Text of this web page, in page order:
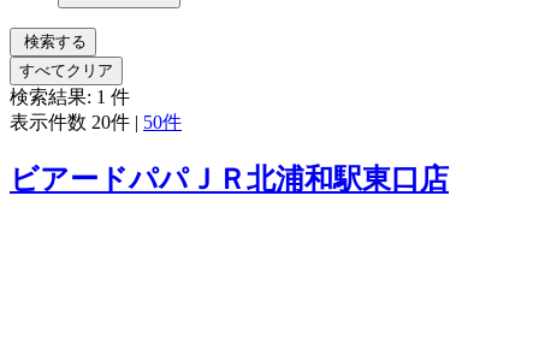
検索する
すべてクリア
検索結果: 1 件
表示件数 20件 | 50件
ビアードパパＪＲ北浦和駅東口店